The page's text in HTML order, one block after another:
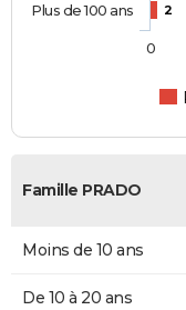
2
Plus de 100 ans
0
Famille PRADO
Moins de 10 ans
De 10 à 20 ans